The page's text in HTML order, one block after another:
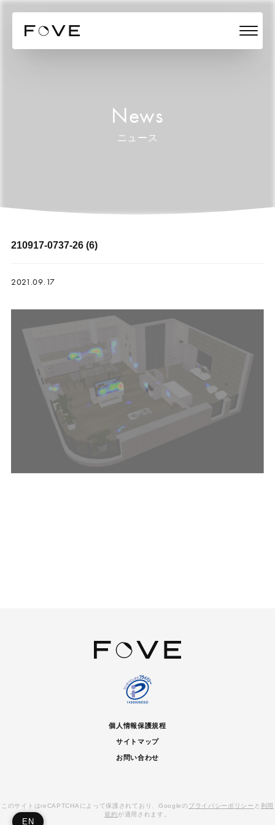
News
ニュース
210917-0737-26 (6)
2021.09.17
個人情報保護規程
サイトマップ
お問い合わせ
このサイトはreCAPTCHAによって保護されており、Googleのプライバシーポリシー と 利用
規約 が適用されます。
EN